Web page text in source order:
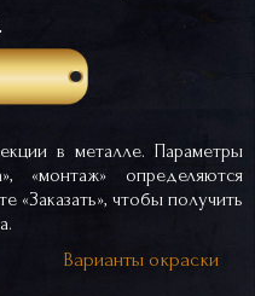
в металле. Параметры
«монтаж» определяются
«Заказать», чтобы получить
Варианты окраски